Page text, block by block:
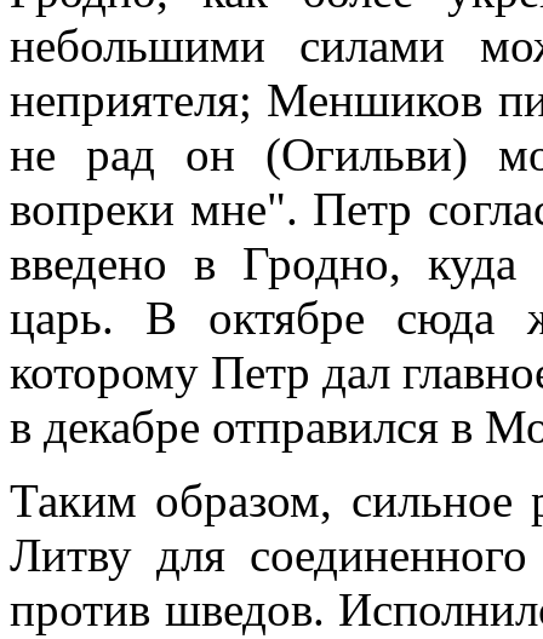
небольшими силами
неприятеля; Меншиков
не рад он (Огильви)
вопреки мне". Петр
введено в Гродно,
царь. В октябре сюда
которому Петр дал
в декабре отправился в
Таким образом, сильное
Литву для
против шведов.